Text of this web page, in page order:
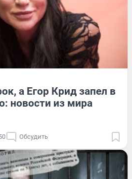
а Егор Крид запел в
новости из мира
Обсудить